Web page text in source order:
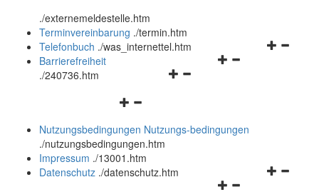
und
schließen
./externemeldestelle.htm
Terminvereinbarung ./termin.htm
Navigationsmenü
Telefonbuch ./was_internettel.htm
Navigationsmenü
Barrierefreiheit
./240736.htm
Navigationsmenü
und
schließen
Nutzungsbedingungen Nutzungs-bedingungen
./nutzungsbedingungen.htm
Impressum ./13001.htm
Navigationsmenü
Datenschutz ./datenschutz.htm